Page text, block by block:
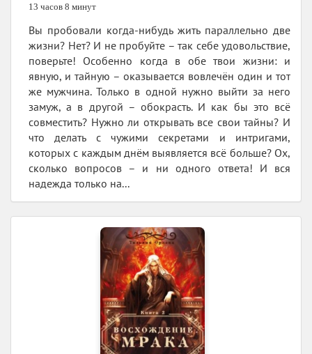
13 часов 8 минут
Вы пробовали когда-нибудь жить параллельно две
жизни? Нет? И не пробуйте – так себе удовольствие,
поверьте! Особенно когда в обе твои жизни: и
явную, и тайную – оказывается вовлечён один и тот
же мужчина. Только в одной нужно выйти за него
замуж, а в другой – обокрасть. И как бы это всё
совместить? Нужно ли открывать все свои тайны? И
что делать с чужими секретами и интригами,
которых с каждым днём выявляется всё больше? Ох,
сколько вопросов – и ни одного ответа! И вся
надежда только на...